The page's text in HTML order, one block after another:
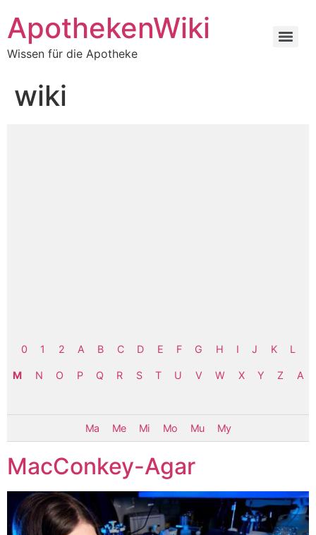
ApothekenWiki
Wissen für die Apotheke
wiki
0 1 2 A B C D E F G H I J K L
M N O P Q R S T U V W X Y Z Α
Ma Me Mi Mo Mu My
MacConkey-Agar